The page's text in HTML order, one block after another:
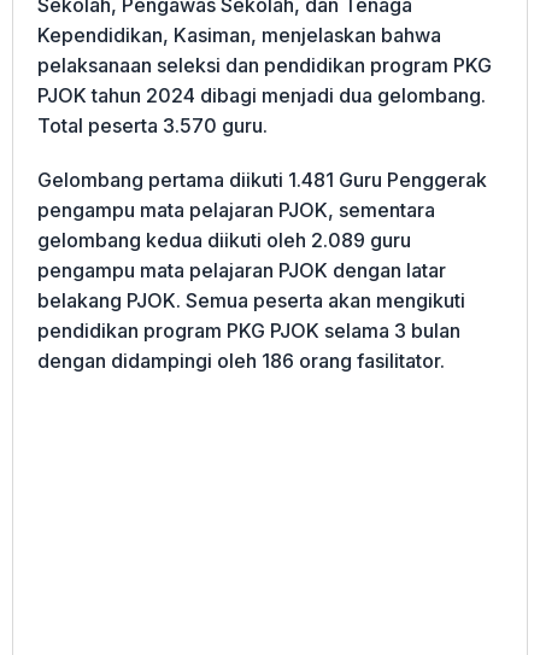
Sekolah, Pengawas Sekolah, dan Tenaga
Kependidikan, Kasiman, menjelaskan bahwa
pelaksanaan seleksi dan pendidikan program PKG
PJOK tahun 2024 dibagi menjadi dua gelombang.
Total peserta 3.570 guru.
Gelombang pertama diikuti 1.481 Guru Penggerak
pengampu mata pelajaran PJOK, sementara
gelombang kedua diikuti oleh 2.089 guru
pengampu mata pelajaran PJOK dengan latar
belakang PJOK. Semua peserta akan mengikuti
pendidikan program PKG PJOK selama 3 bulan
dengan didampingi oleh 186 orang fasilitator.